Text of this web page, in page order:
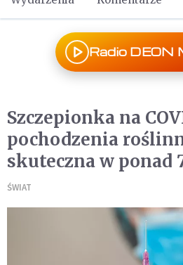
Radio DEON
Szczepionka na
pochodzenia
skuteczna w ponad
ŚWIAT